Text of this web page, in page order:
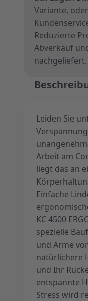
Variante, oder
Reduzierte
Abverkauf
nachgeliefert.
Leiden Sie
Arbeit am
liegt das an
Einfache
KC 4500
spezielle
und Arme
natürlichere
und Ihr
entspannte
Stress wird